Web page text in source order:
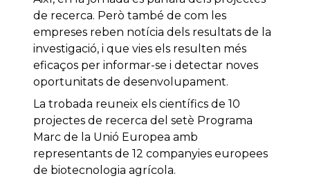
de recerca. Però també de com les
empreses reben notícia dels resultats de la
investigació, i que vies els resulten més
eficaços per informar-se i detectar noves
oportunitats de desenvolupament.
La trobada reuneix els científics de 10
projectes de recerca del setè Programa
Marc de la Unió Europea amb
representants de 12 companyies europees
de biotecnologia agrícola.